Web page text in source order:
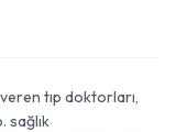
tıp doktorları,
sağlık